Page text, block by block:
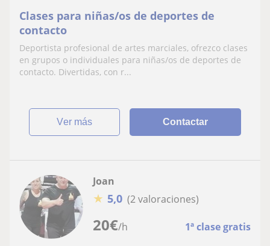
Clases para niñas/os de deportes de
contacto
Deportista profesional de artes marciales, ofrezco clases
en grupos o individuales para niñas/os de deportes de
contacto. Divertidas, con r...
ver más Contactar
20€/h 1ª clase gratis
Joan
★ 5,0 (2 valoraciones)